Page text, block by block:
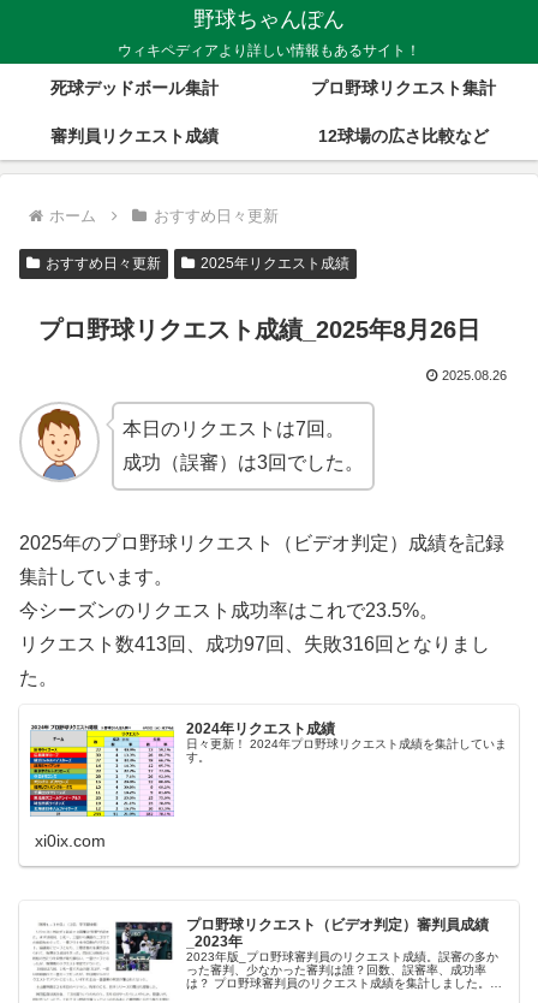
野球ちゃんぽん
ウィキペディアより詳しい情報もあるサイト！
死球デッドボール集計 プロ野球リクエスト集計
審判員リクエスト成績 12球場の広さ比較など
ホーム おすすめ日々更新
おすすめ日々更新 2025年リクエスト成績
プロ野球リクエスト成績_2025年8月26日
2025.08.26
本日のリクエストは7回。
成功（誤審）は3回でした。
2025年のプロ野球リクエスト（ビデオ判定）成績を記録
集計しています。
今シーズンのリクエスト成功率はこれで23.5%。
リクエスト数413回、成功97回、失敗316回となりまし
た。
2024年リクエスト成績
日々更新！ 2024年プロ野球リクエスト成績を集計していま
す。
xi0ix.com
プロ野球リクエスト（ビデオ判定）審判員成績
_2023年
2023年版_プロ野球審判員のリクエスト成績。誤審の多か
った審判、少なかった審判は誰？回数、誤審率、成功率
は？ プロ野球審判員のリクエスト成績を集計しました。厳